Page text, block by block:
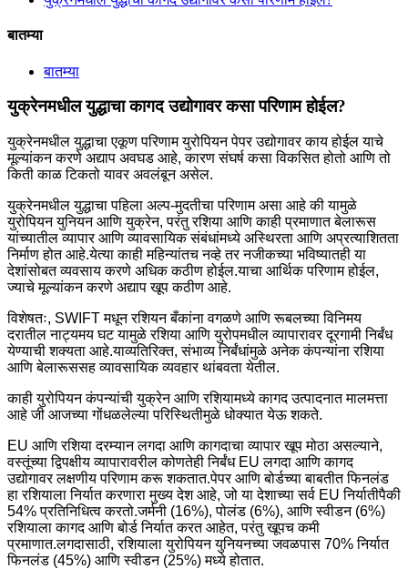
बातम्या
बातम्या
युक्रेनमधील युद्धाचा कागद उद्योगावर कसा परिणाम होईल?
युक्रेनमधील युद्धाचा एकूण परिणाम युरोपियन पेपर उद्योगावर काय होईल याचे
मूल्यांकन करणे अद्याप अवघड आहे, कारण संघर्ष कसा विकसित होतो आणि तो
किती काळ टिकतो यावर अवलंबून असेल.
युक्रेनमधील युद्धाचा पहिला अल्प-मुदतीचा परिणाम असा आहे की यामुळे
युरोपियन युनियन आणि युक्रेन, परंतु रशिया आणि काही प्रमाणात बेलारूस
यांच्यातील व्यापार आणि व्यावसायिक संबंधांमध्ये अस्थिरता आणि अप्रत्याशितता
निर्माण होत आहे.येत्या काही महिन्यांतच नव्हे तर नजीकच्या भविष्यातही या
देशांसोबत व्यवसाय करणे अधिक कठीण होईल.याचा आर्थिक परिणाम होईल,
ज्याचे मूल्यांकन करणे अद्याप खूप कठीण आहे.
विशेषतः, SWIFT मधून रशियन बँकांना वगळणे आणि रूबलच्या विनिमय
दरातील नाट्यमय घट यामुळे रशिया आणि युरोपमधील व्यापारावर दूरगामी निर्बंध
येण्याची शक्यता आहे.याव्यतिरिक्त, संभाव्य निर्बंधांमुळे अनेक कंपन्यांना रशिया
आणि बेलारूससह व्यावसायिक व्यवहार थांबवता येतील.
काही युरोपियन कंपन्यांची युक्रेन आणि रशियामध्ये कागद उत्पादनात मालमत्ता
आहे जी आजच्या गोंधळलेल्या परिस्थितीमुळे धोक्यात येऊ शकते.
EU आणि रशिया दरम्यान लगदा आणि कागदाचा व्यापार खूप मोठा असल्याने,
वस्तूंच्या द्विपक्षीय व्यापारावरील कोणतेही निर्बंध EU लगदा आणि कागद
उद्योगावर लक्षणीय परिणाम करू शकतात.पेपर आणि बोर्डच्या बाबतीत फिनलंड
हा रशियाला निर्यात करणारा मुख्य देश आहे, जो या देशाच्या सर्व EU निर्यातीपैकी
54% प्रतिनिधित्व करतो.जर्मनी (16%), पोलंड (6%), आणि स्वीडन (6%)
रशियाला कागद आणि बोर्ड निर्यात करत आहेत, परंतु खूपच कमी
प्रमाणात.लगदासाठी, रशियाला युरोपियन युनियनच्या जवळपास 70% निर्यात
फिनलंड (45%) आणि स्वीडन (25%) मध्ये होतात.